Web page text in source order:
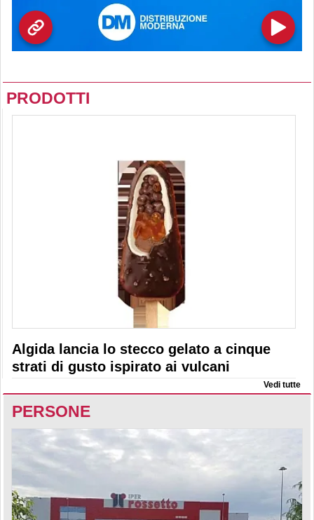
PRODOTTI
Algida lancia lo stecco gelato a cinque
strati di gusto ispirato ai vulcani
Vedi tutte
PERSONE